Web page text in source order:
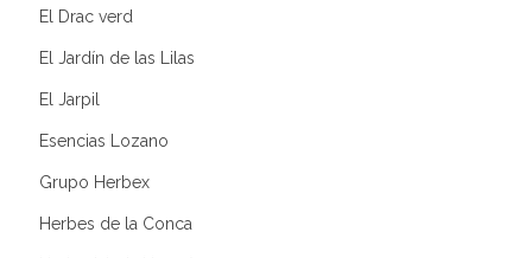
El Drac verd
El Jardín de las Lilas
El Jarpil
Esencias Lozano
Grupo Herbex
Herbes de la Conca